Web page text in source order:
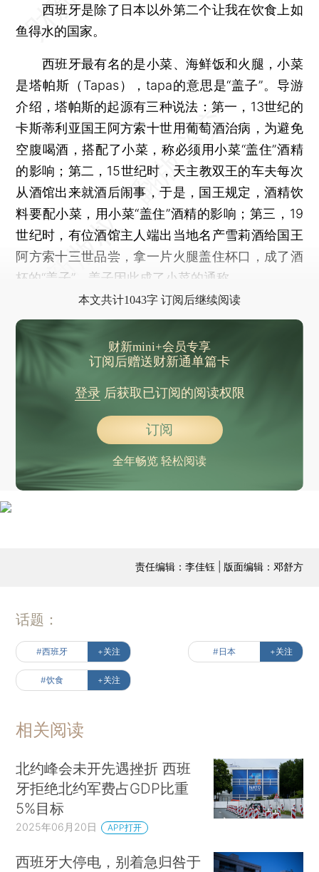
西班牙是除了日本以外第二个让我在饮食上如
鱼得水的国家。
西班牙最有名的是小菜、海鲜饭和火腿，小菜
是塔帕斯（Tapas），tapa的意思是“盖子”。导游
介绍，塔帕斯的起源有三种说法：第一，13世纪的
卡斯蒂利亚国王阿方索十世用葡萄酒治病，为避免
空腹喝酒，搭配了小菜，称必须用小菜“盖住”酒精
的影响；第二，15世纪时，天主教双王的车夫每次
从酒馆出来就酒后闹事，于是，国王规定，酒精饮
料要配小菜，用小菜“盖住”酒精的影响；第三，19
世纪时，有位酒馆主人端出当地名产雪莉酒给国王
阿方索十三世品尝，拿一片火腿盖住杯口，成了酒
杯的“盖子”。盖子因此成了小菜的通称。
本文共计1043字 订阅后继续阅读
财新mini+会员专享
订阅后赠送财新通单篇卡
登录后获取已订阅的阅读权限
订阅
全年畅览 轻松阅读
责任编辑：李佳钰 | 版面编辑：邓舒方
话题：
#西班牙 +关注 #日本 +关注
#饮食 +关注
相关阅读
北约峰会未开先遇挫折 西班
牙拒绝北约军费占GDP比重
5%目标
2025年06月20日 APP打开
西班牙大停电，别着急归咎于